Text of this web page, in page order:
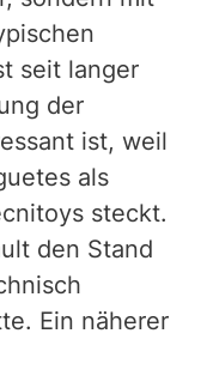
seit langer
der
ist, weil
als
steckt.
den Stand
Ein näherer